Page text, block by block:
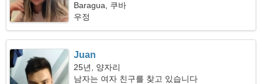
Baragua, 쿠바
우정
Juan
25년, 양자리
남자는 여자 친구를 찾고 있습니다